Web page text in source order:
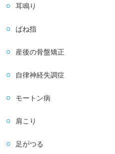
耳鳴り
ばね指
産後の骨盤矯正
自律神経失調症
モートン病
肩こり
足がつる